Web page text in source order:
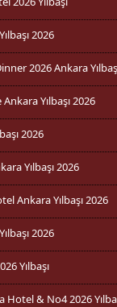
2026
2026 Ankara
Yılbaşı 2026
2026
Yılbaşı 2026
Ankara Yılbaşı 2026
2026
Yılbaşı
& No4 2026